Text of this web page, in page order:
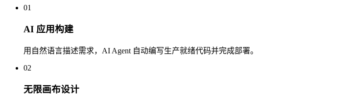
01
AI 应用构建
用自然语言描述需求，AI Agent 自动编写生产就绪代码并完成部署。
02
无限画布设计